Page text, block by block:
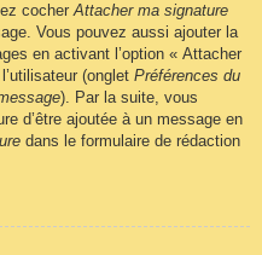
cocherAttacher ma signature
Vous pouvez aussi ajouter la
en activant l’option « Attacher
(onglet Préférences du
). Par la suite, vous
d’être ajoutée à un message en
dans le formulaire de rédaction